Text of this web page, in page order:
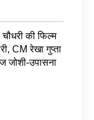
चौधरी की फिल्म
CM रेखा गुप्ता
जोशी-उपासना